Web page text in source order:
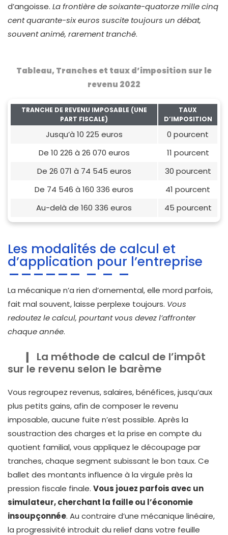
d’angoisse. La frontière de soixante-quatorze mille cinq
cent quarante-six euros suscite toujours un débat,
souvent animé, rarement tranché.
Tableau, Tranches et taux d’imposition sur le
revenu 2022
TRANCHE DE REVENU IMPOSABLE (UNE
PART FISCALE)
TAUX
D’IMPOSITION
Jusqu’à 10 225 euros
0 pourcent
De 10 226 à 26 070 euros
11 pourcent
De 26 071 à 74 545 euros
30 pourcent
De 74 546 à 160 336 euros
41 pourcent
Au-delà de 160 336 euros
45 pourcent
Les modalités de calcul et
d’application pour l’entreprise
La mécanique n’a rien d’ornemental, elle mord parfois,
fait mal souvent, laisse perplexe toujours. Vous
redoutez le calcul, pourtant vous devez l’affronter
chaque année.
La méthode de calcul de l’impôt
sur le revenu selon le barème
Vous regroupez revenus, salaires, bénéfices, jusqu’aux
plus petits gains, afin de composer le revenu
imposable, aucune fuite n’est possible. Après la
soustraction des charges et la prise en compte du
quotient familial, vous appliquez le découpage par
tranches, chaque segment subissant le bon taux. Ce
ballet des montants influence à la virgule près la
pression fiscale finale. Vous jouez parfois avec un
simulateur, cherchant la faille ou l’économie
insoupçonnée. Au contraire d’une mécanique linéaire,
la progressivité introduit du relief dans votre feuille